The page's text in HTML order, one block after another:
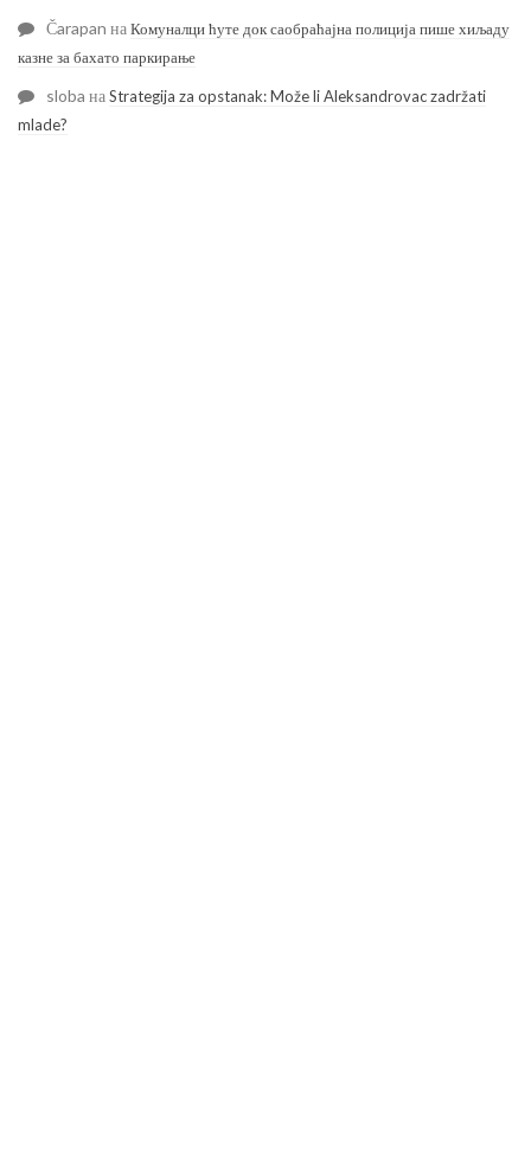
Čarapan наКомуналци ћуте док саобраћајна полиција пише хиљаду
казне за бахато паркирање
sloba наStrategija za opstanak: Može li Aleksandrovac zadržati
mlade?